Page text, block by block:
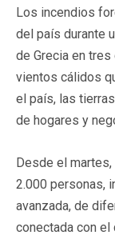
Los incendios
del país durante
de Grecia en
vientos cálidos
el país, las
de hogares y
Desde el
2.000 personas,
avanzada, de
conectada con el